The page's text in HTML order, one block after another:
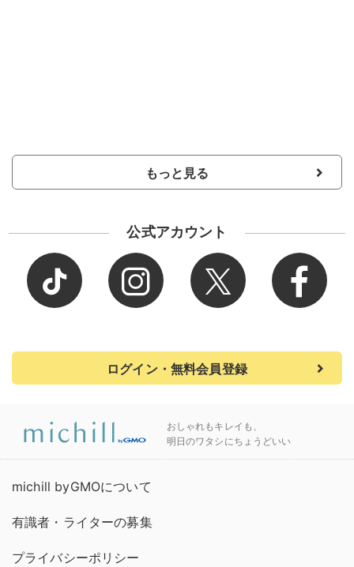
もっと見る
公式アカウント
ログイン・無料会員登録
おしゃれもキレイも、
明日のワタシにちょうどいい
michill byGMOについて
有識者・ライターの募集
プライバシーポリシー